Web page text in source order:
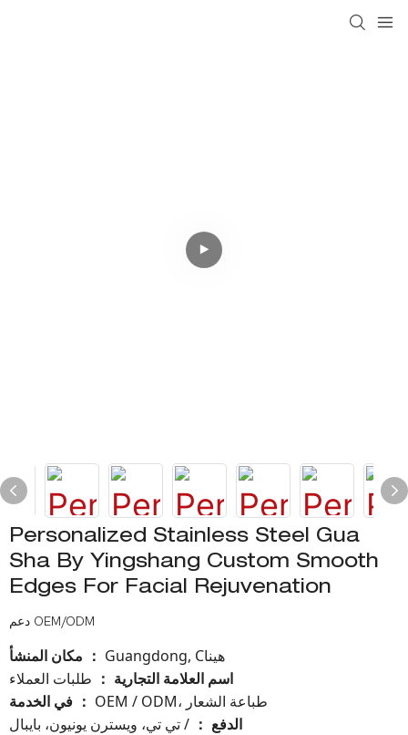
Personalized Stainless Steel Gua
Sha By Yingshang Custom Smooth
Edges For Facial Rejuvenation
دعم OEM/ODM
：
Guangdong, Cهينا
اسم العلامة التجارية
： طلبات العملاء
：
OEM / ODM، طباعة الشعار
الدفع
： / تي تي، ويسترن يونيون، بايبال